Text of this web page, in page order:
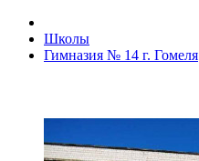
Школы
Гимназия № 14 г. Гомеля